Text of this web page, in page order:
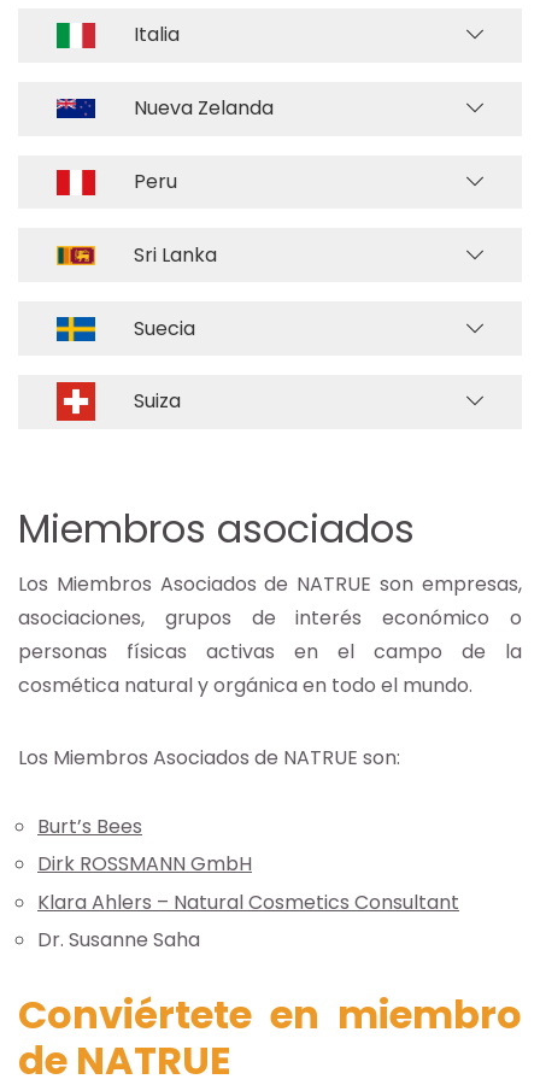
Italia
Nueva Zelanda
Peru
Sri Lanka
Suecia
Suiza
Miembros asociados
Los Miembros Asociados de NATRUE son empresas,
asociaciones, grupos de interés económico o
personas físicas activas en el campo de la
cosmética natural y orgánica en todo el mundo.
Los Miembros Asociados de NATRUE son:
Burt’s Bees
Dirk ROSSMANN GmbH
Klara Ahlers – Natural Cosmetics Consultant
Dr. Susanne Saha
Conviértete en miembro
de NATRUE